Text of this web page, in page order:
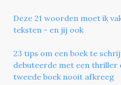
Deze 21 woorden moet ik
teksten - en jij ook
23 tips om een boek te
debuteerde met een thriller
tweede boek nooit afkreeg